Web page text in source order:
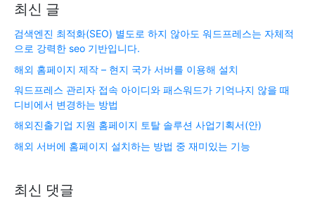
최신 글
검색엔진 최적화(SEO) 별도로 하지 않아도 워드프레스는 자체적
으로 강력한 seo 기반입니다.
해외 홈페이지 제작 – 현지 국가 서버를 이용해 설치
워드프레스 관리자 접속 아이디와 패스워드가 기억나지 않을 때
디비에서 변경하는 방법
해외진출기업 지원 홈페이지 토탈 솔루션 사업기획서(안)
해외 서버에 홈페이지 설치하는 방법 중 재미있는 기능
최신 댓글